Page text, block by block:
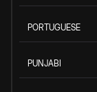
PORTUGUESE
PUNJABI